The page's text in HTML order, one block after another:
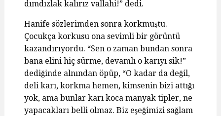
dımdızlak kalırız vallahi!” dedi.
Hanife sözlerimden sonra korkmuştu.
Çocukça korkusu ona sevimli bir görüntü
kazandırıyordu. “Sen o zaman bundan sonra
bana elini hiç sürme, devamlı o karıyı sik!”
dediğinde alnından öpüp, “O kadar da değil,
deli karı, korkma hemen, kimsenin bizi attığı
yok, ama bunlar karı koca manyak tipler, ne
yapacakları belli olmaz. Biz eşeğimizi sağlam